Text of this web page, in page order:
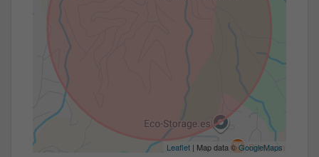
Leaflet | Map data ©GoogleMaps